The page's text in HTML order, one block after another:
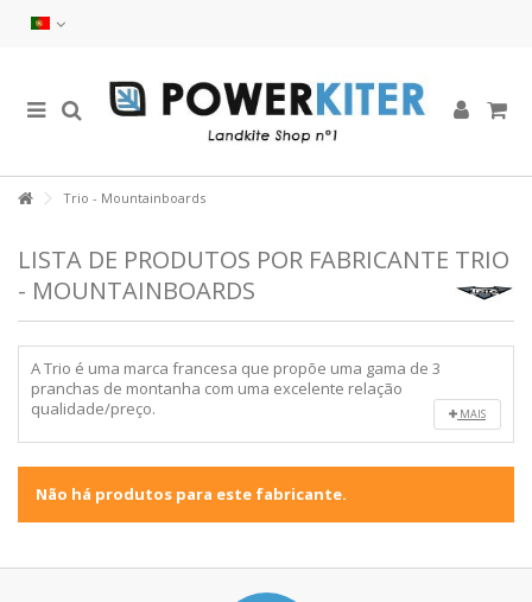
Trio - Mountainboards
LISTA DE PRODUTOS POR FABRICANTE TRIO
- MOUNTAINBOARDS
A Trio é uma marca francesa que propõe uma gama de 3
pranchas de montanha com uma excelente relação
qualidade/preço.
MAIS
Não há produtos para este fabricante.